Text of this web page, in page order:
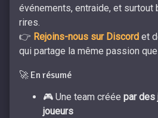
événements, entraide, et surtout
rires.
👉 Rejoins-nous sur Discord et
qui partage la même passion
🚀 En résumé
🎮 Une team créée par des
joueurs